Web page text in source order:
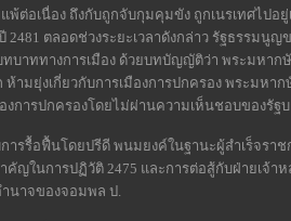
พ้ต่อเนื่อง ถึงกับถูกจับกุมคุมขัง ถูกเนรเทศไปอ
2481 ตลอดช่วงระยะเวลาดังกล่าว รัฐธรรม
ทบาททางการเมือง ด้วยบทบัญญัติว่า พระมหาก
ามยุ่งเกี่ยวกับการเมืองการปกครอง พระมหา
งการปกครองโดยไม่ผ่านความเห็นชอบของรัฐ
ารรื้อฟื้นโดยปรีดี พนมยงค์ในฐานะผู้สำเร็จร
คัญในการปฏิวัติ 2475 และการต่อสู้กับฝ่ายเจ้า
นาจของจอมพล ป.